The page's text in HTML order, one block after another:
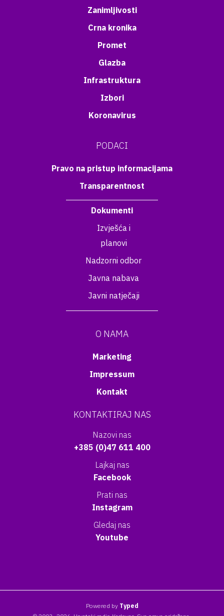
Zanimljivosti
Crna kronika
Promet
Glazba
Infrastruktura
Izbori
Koronavirus
PODACI
Pravo na pristup informacijama
Transparentnost
Dokumenti
Izvješća i
planovi
Nadzorni odbor
Javna nabava
Javni natječaji
O NAMA
Marketing
Impressum
Kontakt
KONTAKTIRAJ NAS
Nazovi nas
+385 (0)47 611 400
Lajkaj nas
Facebook
Prati nas
Instagram
Gledaj nas
Youtube
Powered by Typed